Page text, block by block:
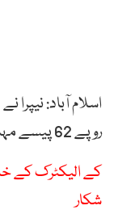
اسلام آباد:
روپے 62 پیسے مہنگی کرنے کی منظوری دے دی ہے۔
کے الیکٹرک کے
شکار